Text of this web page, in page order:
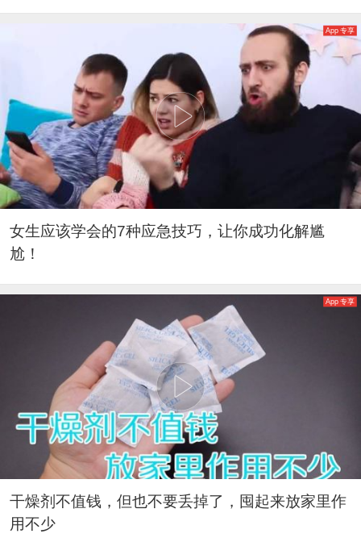
App 专享
女生应该学会的7种应急技巧，让你成功化解尴
尬！
App 专享
干燥剂不值钱，但也不要丢掉了，囤起来放家里作
用不少